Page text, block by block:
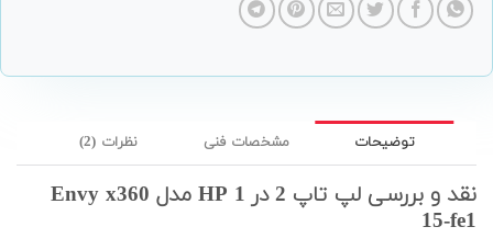
توضیحات مشخصات فنی نظرات (2)
نقد و بررسی لپ تاپ 2 در 1 HP مدل Envy x360
15-fe1